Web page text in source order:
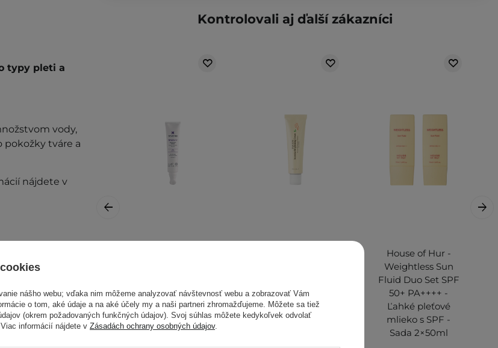
typy pleti a
vody,
tváre a
nájdete v
prípravok
Kontrolovali aj ďalší zákazníci
Spevňujúci krém
na očné okolie -
15ml
Cream - Intenzívny
rozjasňujúci krém
na tvár - 50ml
House of Hur -
Weightless Sun
Fluid Duo Set SPF
50+ PA++++ -
Ľahké pleťové
mlieko s SPF -
Sada 2×50ml
nášho webu; vďaka nim môžeme analyzovať návštevnosť webu a zobrazovať Vám
o tom, aké údaje a na aké účely my a naši partneri zhromažďujeme. Môžete sa tiež
(okrem požadovaných funkčných údajov). Svoj súhlas môžete kedykoľvek odvolať
informácií nájdete v Zásadách ochrany osobných údajov.